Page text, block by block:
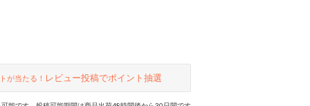
が当たる！ レビュー投稿でポイント抽選